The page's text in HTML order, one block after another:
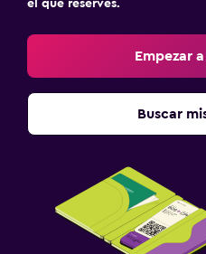
el que reserves.
Empezar
Buscar